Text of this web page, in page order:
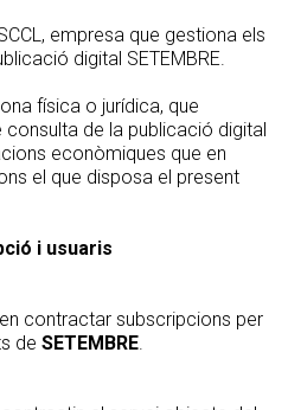
empresa que gestiona els
digital SETEMBRE.
física o jurídica, que
de la publicació digital
econòmiques que en
el que disposa el present
i usuaris
contractar subscripcions per
de SETEMBRE.